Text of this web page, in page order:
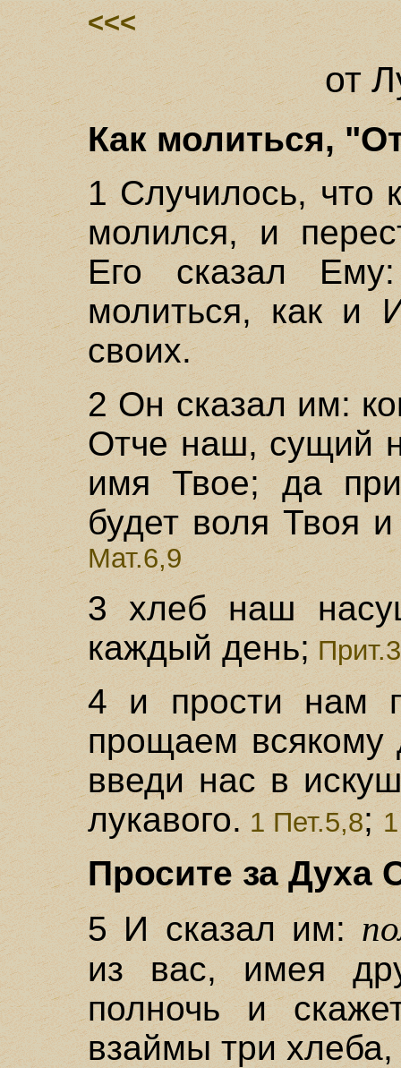
<<<
от
Как молиться,
1 Случилось, что
молился, и
Его сказал
молиться, как и
своих.
2 Он сказал им:
Отче наш, сущий
имя Твое; да
будет воля Твоя
Мат.6,9
3 хлеб наш
каждый день;
4 и прости нам
прощаем
введи нас в
лукавого.1 Пет.5,8;
Просите за Духа
5 И сказал им:
из вас, имея
полночь и
взаймы три хлеба,